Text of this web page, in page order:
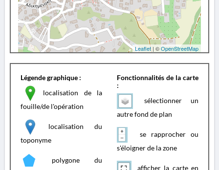
Leaflet| ©OpenStreetMap
Légende graphique :
localisation de la
fouille/de l'opération
localisation du
toponyme
polygone du
Fonctionnalités de la carte
:
sélectionner un
autre fond de plan
se rapprocher ou
s'éloigner de la zone
afficher la carte en